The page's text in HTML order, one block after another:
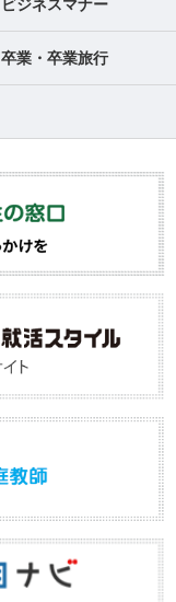
ビジネスマナー
卒業・卒業旅行